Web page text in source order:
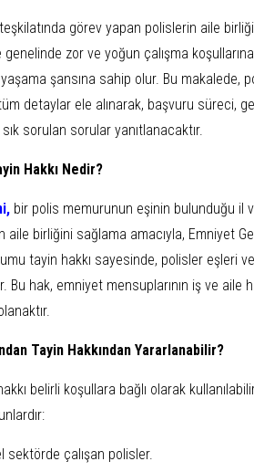
görev yapan polislerin aile
genelinde zor ve yoğun çalışma
şansına sahip olur. Bu makalede,
detaylar ele alınarak, başvuru süreci,
sorulan sorular yanıtlanacaktır.
Hakkı Nedir?
, bir polis memurunun eşinin bulunduğu il
aile birliğini sağlama amacıyla, Emniyet
tayin hakkı sayesinde, polisler eşleri
hak, emniyet mensuplarının iş ve aile
Tayin Hakkından Yararlanabilir?
belirli koşullara bağlı olarak
sektörde çalışan polisler.